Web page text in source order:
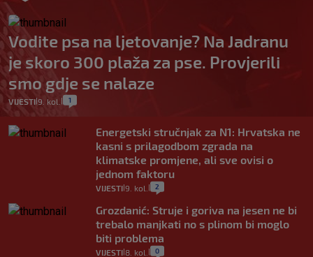
Vodite psa na ljetovanje? Na Jadranu
je skoro 300 plaža za pse. Provjerili
smo gdje se nalaze
VIJESTI|9. kol. 1
Energetski stručnjak za N1: Hrvatska ne
kasni s prilagodbom zgrada na
klimatske promjene, ali sve ovisi o
jednom faktoru
VIJESTI 9. kol. 2
Grozdanić: Struje i goriva na jesen ne bi
trebalo manjkati no s plinom bi moglo
biti problema
VIJESTI 8. kol. 0